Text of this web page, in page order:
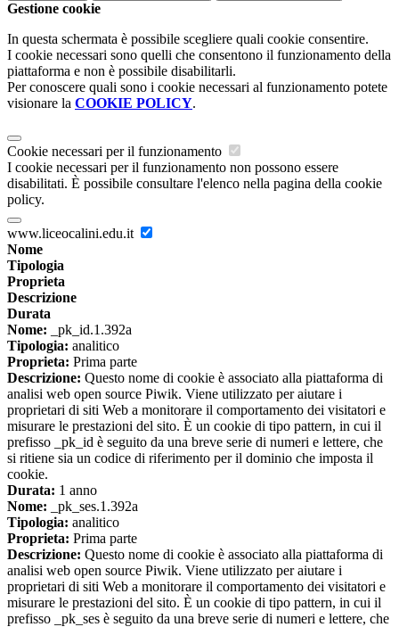
Gestione cookie
In questa schermata è possibile scegliere quali cookie consentire.
I cookie necessari sono quelli che consentono il funzionamento della
piattaforma e non è possibile disabilitarli.
Per conoscere quali sono i cookie necessari al funzionamento potete
visionare la COOKIE POLICY.
Cookie necessari per il funzionamento
I cookie necessari per il funzionamento non possono essere
disabilitati. È possibile consultare l'elenco nella pagina della cookie
policy.
www.liceocalini.edu.it
Nome
Tipologia
Proprieta
Descrizione
Durata
Nome: _pk_id.1.392a
Tipologia: analitico
Proprieta: Prima parte
Descrizione: Questo nome di cookie è associato alla piattaforma di
analisi web open source Piwik. Viene utilizzato per aiutare i
proprietari di siti Web a monitorare il comportamento dei visitatori e
misurare le prestazioni del sito. È un cookie di tipo pattern, in cui il
prefisso _pk_id è seguito da una breve serie di numeri e lettere, che
si ritiene sia un codice di riferimento per il dominio che imposta il
cookie.
Durata: 1 anno
Nome: _pk_ses.1.392a
Tipologia: analitico
Proprieta: Prima parte
Descrizione: Questo nome di cookie è associato alla piattaforma di
analisi web open source Piwik. Viene utilizzato per aiutare i
proprietari di siti Web a monitorare il comportamento dei visitatori e
misurare le prestazioni del sito. È un cookie di tipo pattern, in cui il
prefisso _pk_ses è seguito da una breve serie di numeri e lettere, che